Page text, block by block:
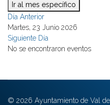
Ir al mes específico
Día Anterior
Martes, 23 Junio 2026
Siguiente Día
No se encontraron eventos
© 2026 Ayuntamiento de Val